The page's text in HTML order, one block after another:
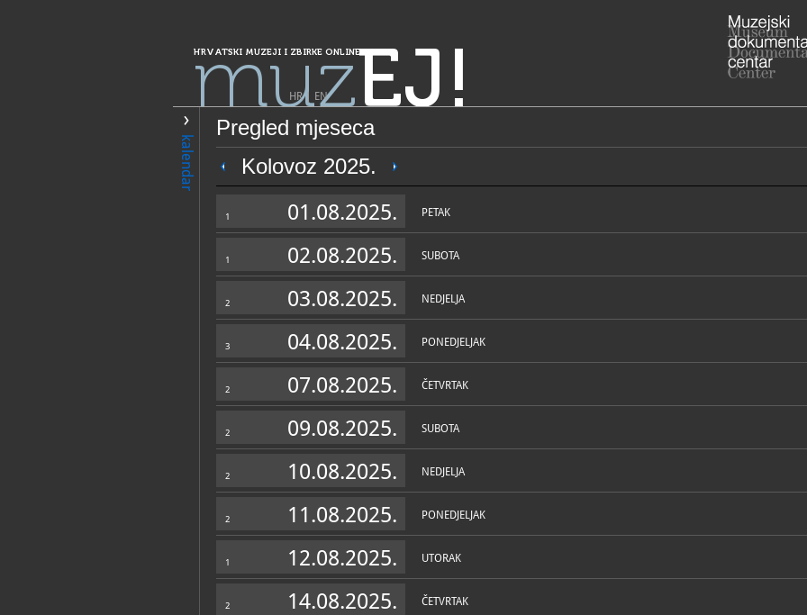
HRVATSKI MUZEJI I ZBIRKE ONLINE
muzEJ!
HR| EN
kalendar
Pregled mjeseca
Kolovoz 2025.
1 01.08.2025. PETAK
1 02.08.2025. SUBOTA
2 03.08.2025. NEDJELJA
3 04.08.2025. PONEDJELJAK
2 07.08.2025. ČETVRTAK
2 09.08.2025. SUBOTA
2 10.08.2025. NEDJELJA
2 11.08.2025. PONEDJELJAK
1 12.08.2025. UTORAK
2 14.08.2025. ČETVRTAK
PRETRAŽIVANJE
Grad Zagreb
Muzej blaženoga Alojzija Stepinca,
Zagreb
F 01/
OPĆI PODACI
Zbirka vjerske zajednice
prvotno je
Stepinca